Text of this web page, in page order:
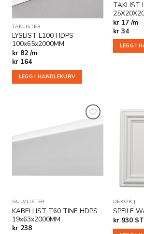
TAKLISTER
LYSLIST L100 HDPS
100x65x2000MM
kr 82 /m
kr164
LEGG I HANDLEKURV
TAKLIST
kr 17 /m
kr34
LEGG I
GULVLISTER
KABELLIST T60 TINE HDPS
19x63x2000MM
kr238
DEKOR |
SPEILE
kr930